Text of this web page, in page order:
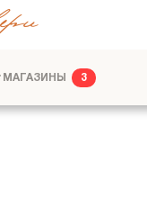
МАГАЗИНЫ 3